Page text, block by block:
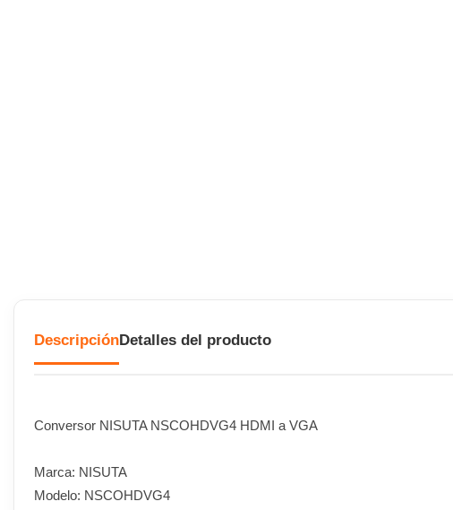
DescripciónDetalles del producto
Conversor NISUTA NSCOHDVG4 HDMI a VGA
Marca: NISUTA
Modelo: NSCOHDVG4